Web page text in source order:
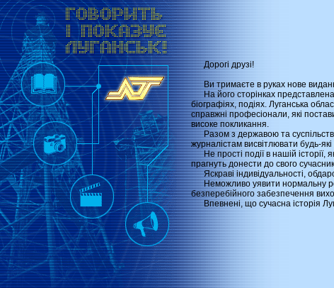
Дорогі друзі!
Ви тримаєте в руках нове
На його сторінках представлена
біографіях, подіях. Луганська
справжні професіонали, які
високе покликання.
Разом з державою та
журналістам висвітлювати будь-
Не прості події в нашій історії,
прагнуть донести до свого
Яскраві індивідуальності,
Неможливо уявити нормальну
безперебійного забезпечення
Впевнені, що сучасна історія